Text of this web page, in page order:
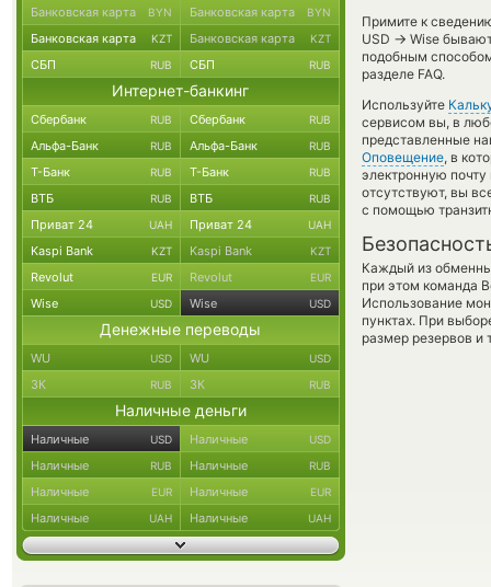
Примите к
USD → Wise
подобным
разделе FAQ.
Используйте
сервисом вы, в
представленные
Оповещение, в
электронную
отсутствуют, вы
с помощью
Каждый из
при этом команда
Использование
пунктах. При
размер резервов и
Банковская карта BYN Банковская карта BYN
Банковская карта KZT Банковская карта KZT
СБП RUB СБП RUB
Интернет-банкинг
Сбербанк RUB Сбербанк RUB
Альфа-Банк RUB Альфа-Банк RUB
Т-Банк RUB Т-Банк RUB
ВТБ RUB ВТБ RUB
Приват 24 UAH Приват 24 UAH
Kaspi Bank KZT Kaspi Bank KZT
Revolut EUR Revolut EUR
Wise USD Wise USD
Денежные переводы
WU USD WU USD
ЗК RUB ЗК RUB
Наличные деньги
Наличные USD Наличные USD
Наличные RUB Наличные RUB
Наличные EUR Наличные EUR
Наличные UAH Наличные UAH